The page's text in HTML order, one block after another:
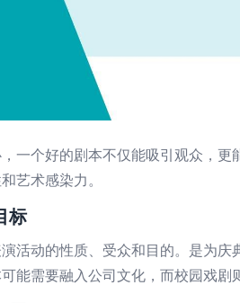
一个好的剧本不仅能吸引观众，
艺术感染力。
标
活动的性质、受众和目的。是为
能需要融入公司文化，而校园戏剧